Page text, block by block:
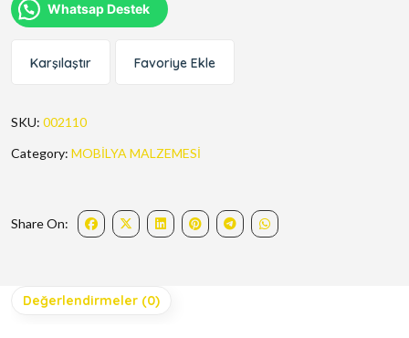
Whatsap Destek
Karşılaştır Favoriye Ekle
SKU: 002110
Category: MOBİLYA MALZEMESİ
Share On:
Değerlendirmeler (0)